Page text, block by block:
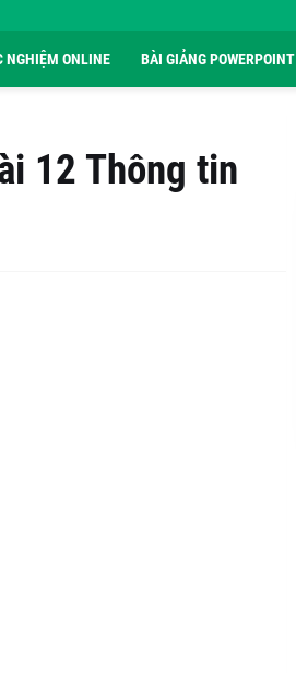
NGHIỆM ONLINE BÀI GIẢNG POWERPOINT
12 Thông tin